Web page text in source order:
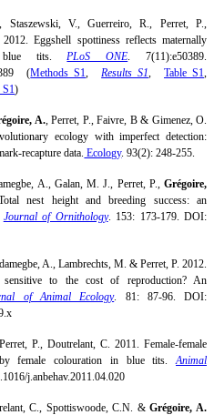
, Staszewski, V., Guerreiro, R., Perret, P.,
Eggshell spottiness reflects maternally
blue tits.PLoS ONE. 7(11):e50389.
(Methods_S1,Results_S1,Table_S1,
)
A., Perret, P., Faivre, B & Gimenez, O.
ecology with imperfect detection:
recapture data. Ecology. 93(2): 248-255.
A., Galan, M. J., Perret, P., Grégoire,
nest height and breeding success: an
Journal of Ornithology. 153: 173-179. DOI:
A., Lambrechts, M. & Perret, P. 2012.
sensitive to the cost of reproduction? An
of Animal Ecology. 81: 87-96. DOI:
P., Doutrelant, C. 2011. Female-female
by female colouration in blue tits.Animal
j.anbehav.2011.04.020
C., Spottiswoode, C.N. &Grégoire, A.